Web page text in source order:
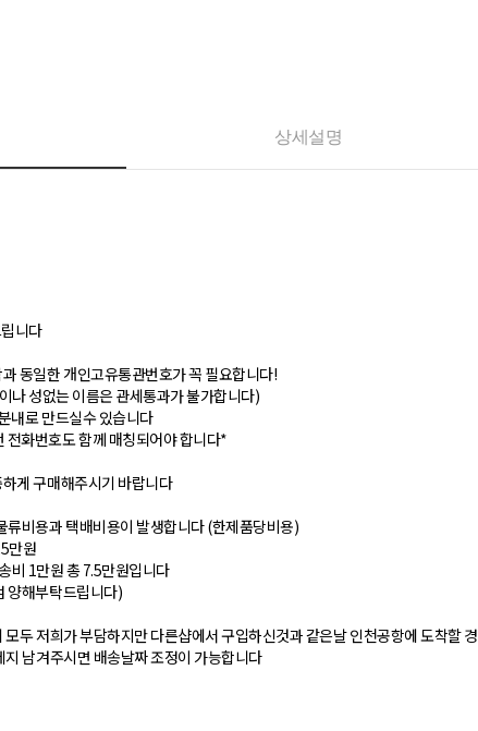
상세설명
니다
동일한 개인고유통관번호가 꼭 필요합니다!
성없는 이름은 관세통과가 불가합니다)
내로 만드실수 있습니다
화번호도 함께 매칭되어야 합니다*
게 구매해주시기 바랍니다
비용과 택배비용이 발생합니다 (한제품당비용)
만원
비 1만원 총 7.5만원입니다
양해부탁드립니다)
두 저희가 부담하지만 다른샵에서 구입하신것과 같은날 인천공항에 도착할 경
남겨주시면 배송날짜 조정이 가능합니다